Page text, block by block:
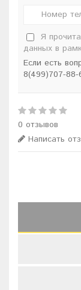
Я
данных в
Если есть
8(499)707-88-
0 отзывов
Написать